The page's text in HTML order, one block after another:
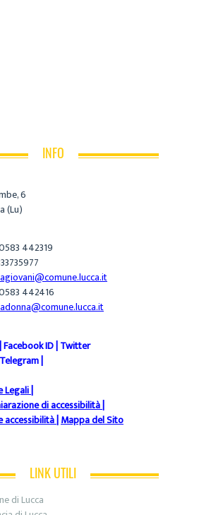
INFO
6
(Lu)
442319
442416
|Facebook ID|Twitter
Telegram|
Legali|
di accessibilità|
accessibilità|Mappa del Sito
LINK UTILI
di Lucca